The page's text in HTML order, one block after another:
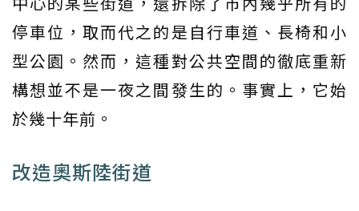
停車位，取而代之的是自行車道、長椅和小
型公園。然而，這種對公共空間的徹底重新
構想並不是一夜之間發生的。事實上，它始
於幾十年前。
改造奧斯陸街道